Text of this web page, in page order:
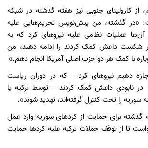
از کارولینای جنوبی نیز هفته گذشته در شبکه
«در گذشته، من پیش‌نویس تحریم‌هایی علیه
آن‌ها عملیات نظامی علیه نیروهای کرد که به
شکست داعش کمک کردند را ادامه دهند، من
با کمک هر دو حزب اصلی آمریکا انجام دهم.»
دهیم نیروهای کرد – که در دوران ریاست
در نابودی داعش کمک کردند – توسط ترکیه یا
سوریه را تحت کنترل گرفته‌اند، تهدید شوند».
گذشته برای حمایت از کردهای سوریه وارد عمل
تا از توقف حملات ترکیه علیه کردها حمایت